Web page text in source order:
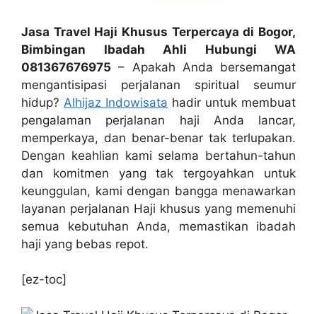
Jasa Travel Haji Khusus Terpercaya di Bogor,
Bimbingan Ibadah Ahli Hubungi WA
081367676975 – Apakah Anda bersemangat
mengantisipasi perjalanan spiritual seumur
hidup? Alhijaz Indowisata hadir untuk membuat
pengalaman perjalanan haji Anda lancar,
memperkaya, dan benar-benar tak terlupakan.
Dengan keahlian kami selama bertahun-tahun
dan komitmen yang tak tergoyahkan untuk
keunggulan, kami dengan bangga menawarkan
layanan perjalanan Haji khusus yang memenuhi
semua kebutuhan Anda, memastikan ibadah
haji yang bebas repot.
[ez-toc]